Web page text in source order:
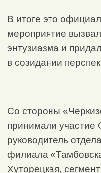
В итоге это
мероприятие
энтузиазма и
в созидании
Со стороны
принимали участие
руководитель
филиала
Хуторецкая,